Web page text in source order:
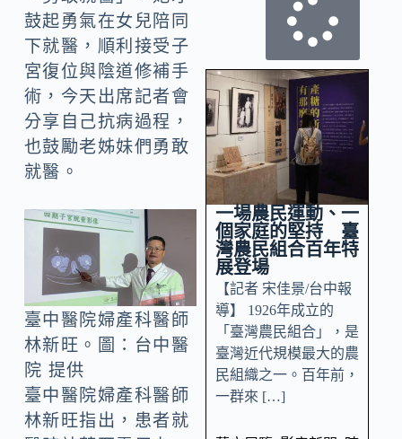
鼓起勇氣在女兒陪同
下就醫，順利接受子
宮復位與陰道修補手
術，今天出席記者會
分享自己抗病過程，
也鼓勵老姊妹們勇敢
就醫。
臺中醫院婦產科醫師
林新旺。圖：台中醫
院 提供
臺中醫院婦產科醫師
林新旺指出，患者就
一場農民運動、一
個家庭的堅持 臺
灣農民組合百年特
展登場
【記者 宋佳景/台中報
導】 1926年成立的
「臺灣農民組合」，是
臺灣近代規模最大的農
民組織之一。百年前，
一群來 […]